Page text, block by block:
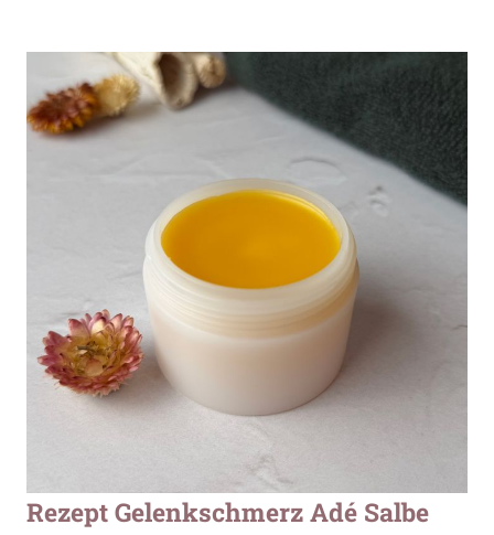
Ende
der
Bildergalerie
Zum
Anfang
Rezept Gelenkschmerz Adé Salbe